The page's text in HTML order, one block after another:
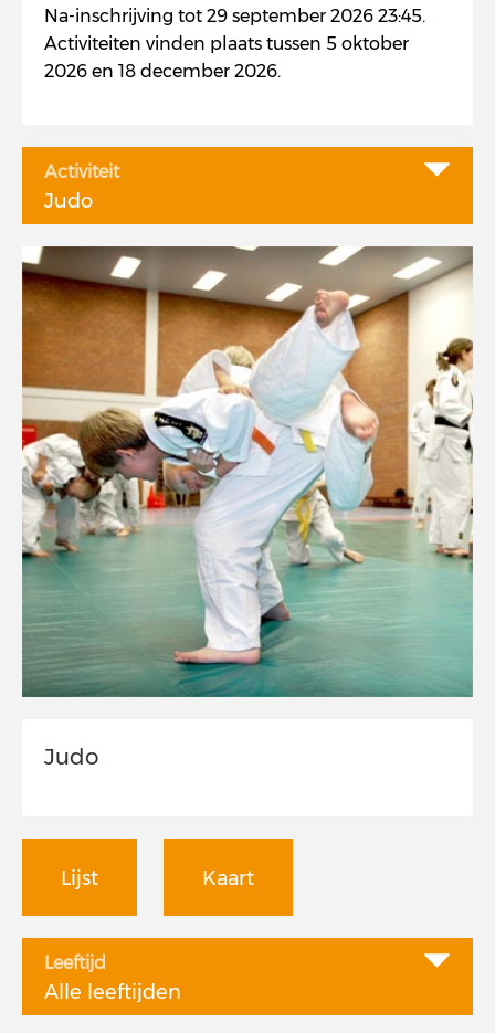
Na-inschrijving tot 29 september 2026 23:45.
Activiteiten vinden plaats tussen 5 oktober
2026 en 18 december 2026.
Activiteit
Judo
Judo
Lijst Kaart
Leeftijd
Alle leeftijden